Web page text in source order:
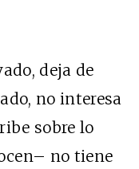
deja de
no interesa
sobre lo
no tiene